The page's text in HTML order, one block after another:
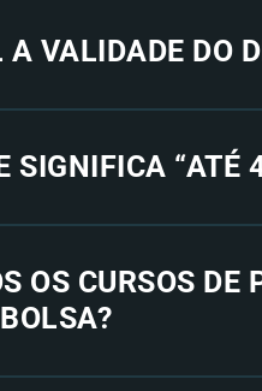
A VALIDADE DO
SIGNIFICA “ATÉ
OS CURSOS DE